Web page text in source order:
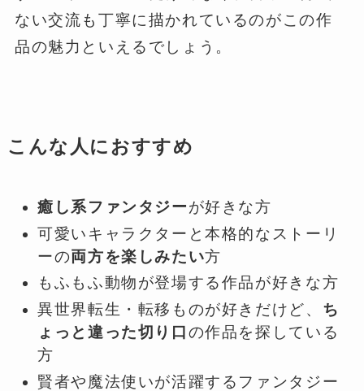
ない交流も丁寧に描かれているのがこの作
品の魅力といえるでしょう。
こんな人におすすめ
癒し系ファンタジーが好きな方
可愛いキャラクターと本格的なストーリ
ーの両方を楽しみたい方
もふもふ動物が登場する作品が好きな方
異世界転生・転移ものが好きだけど、 ち
ょっと違った切り口 の作品を探している
方
賢者や魔法使いが活躍するファンタジー